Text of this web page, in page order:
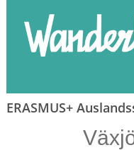
Startseite - Länder entdecken
ERASMUS+